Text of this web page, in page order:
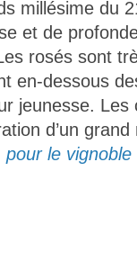
millésime du
et de
rosés sont
en-dessous
jeunesse. Les
d’un
le